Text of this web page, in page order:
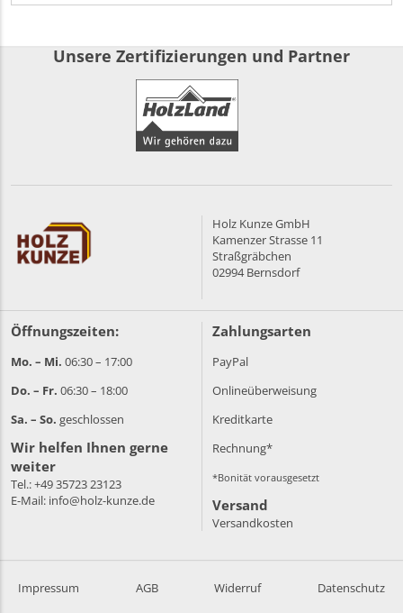
Unsere Zertifizierungen und Partner
Holz Kunze GmbH
Kamenzer Strasse 11
Straßgräbchen
02994 Bernsdorf
Öffnungszeiten:
Mo. – Mi. 06:30 – 17:00
Do. – Fr. 06:30 – 18:00
Sa. – So. geschlossen
Wir helfen Ihnen gerne
weiter
Tel.:+49 35723 23123
E-Mail: info@holz-kunze.de
Zahlungsarten
PayPal
Onlineüberweisung
Kreditkarte
Rechnung*
*Bonität vorausgesetzt
Versand
Versandkosten
Impressum AGB Widerruf
Datenschutz